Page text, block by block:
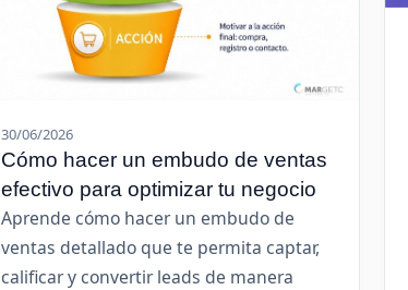
30/06/2026
Cómo hacer un embudo de ventas
efectivo para optimizar tu negocio
Aprende cómo hacer un embudo de
ventas detallado que te permita captar,
calificar y convertir leads de manera